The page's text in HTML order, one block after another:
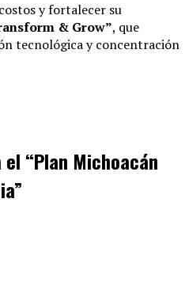
y fortalecer su
& Grow”, que
tecnológica y concentración
“Plan Michoacán